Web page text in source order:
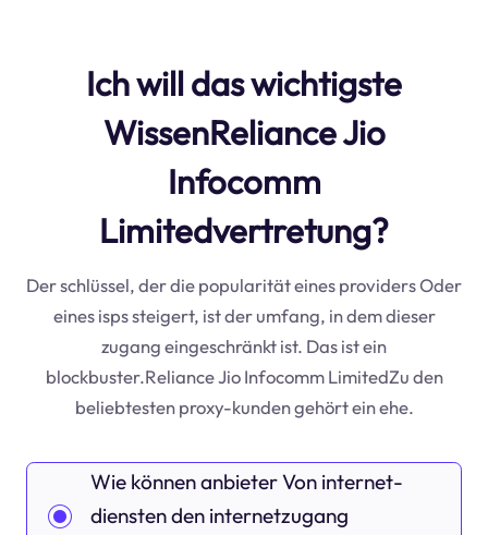
Ich will das wichtigste
WissenReliance Jio
Infocomm
Limitedvertretung?
Der schlüssel, der die popularität eines providers Oder
eines isps steigert, ist der umfang, in dem dieser
zugang eingeschränkt ist. Das ist ein
blockbuster.Reliance Jio Infocomm LimitedZu den
beliebtesten proxy-kunden gehört ein ehe.
Wie können anbieter Von internet-
diensten den internetzugang